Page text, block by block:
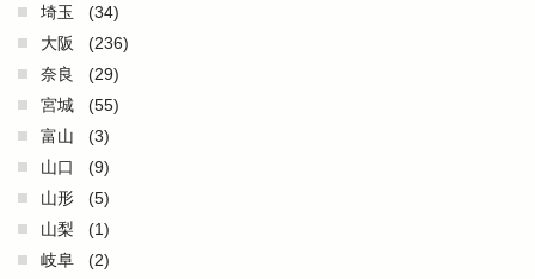
埼玉
(34)
大阪
(236)
奈良
(29)
宮城
(55)
富山
(3)
山口
(9)
山形
(5)
山梨
(1)
岐阜
(2)